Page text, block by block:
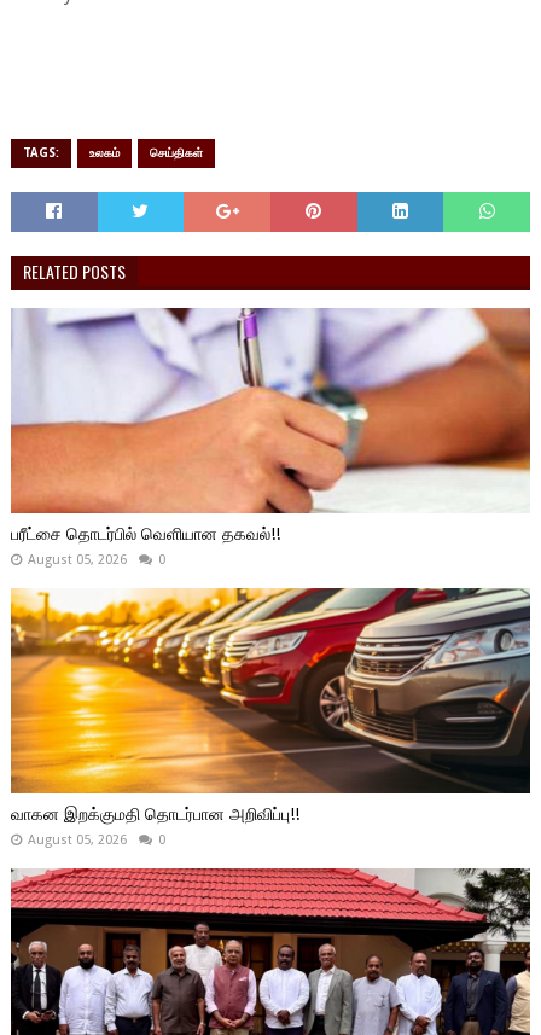
TAGS: உலகம் செய்திகள்
RELATED POSTS
பரீட்சை தொடர்பில் வெளியான தகவல்!!
August 05, 2026 0
வாகன இறக்குமதி தொடர்பான அறிவிப்பு!!
August 05, 2026 0